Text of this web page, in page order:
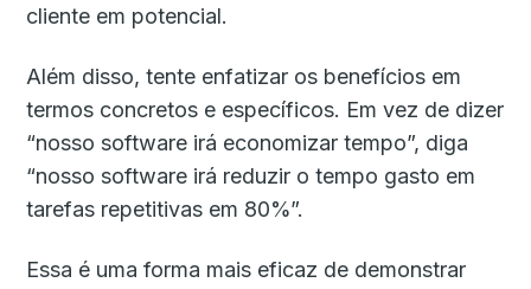
cliente em potencial.
Além disso, tente enfatizar os benefícios em
termos concretos e específicos. Em vez de dizer
“nosso software irá economizar tempo”, diga
“nosso software irá reduzir o tempo gasto em
tarefas repetitivas em 80%”.
Essa é uma forma mais eficaz de demonstrar